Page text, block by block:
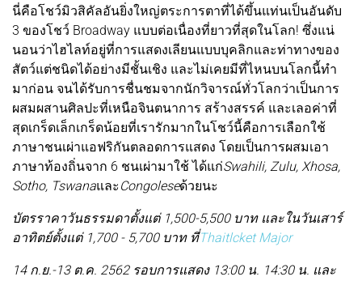
นี่คือโชว์มิวสิคัลอันยิ่งใหญ่ตระการตาที่ได้ขึ้นแท่นเป็นอันดับ
3 ของโชว์ Broadway แบบต่อเนื่องที่ยาวที่สุดในโลก! ซึ่งแน่
นอนว่าไฮไลท์อยู่ที่การแสดงเลียนแบบบุคลิกและท่าทางของ
สัตว์แต่ชนิดได้อย่างมีชั้นเชิง และไม่เคยมีที่ไหนบนโลกนี้ทำ
มาก่อน จนได้รับการชื่นชมจากนักวิจารณ์ทั่วโลกว่าเป็นการ
ผสมผสานศิลปะที่เหนือจินตนาการ สร้างสรรค์ และเลอค่าที่
สุดเกร็ดเล็กเกร็ดน้อยที่เรารักมากในโชว์นี้คือการเลือกใช้
ภาษาชนเผ่าแอฟริกันตลอดการแสดง โดยเป็นการผสมเอา
ภาษาท้องถิ่นจาก 6 ชนเผ่ามาใช้ ได้แก่Swahili, Zulu, Xhosa,
Sotho, Tswanaและ Congoleseด้วยนะ
บัตรราคาวันธรรมดาตั้งแต่ 1,500-5,500 บาท และในวันเสาร์
อาทิตย์ตั้งแต่ 1,700 - 5,700 บาท ที่Thaitlcket Major
14 ก.ย.-13 ต.ค. 2562 รอบการแสดง 13:00 น. 14:30 น. และ